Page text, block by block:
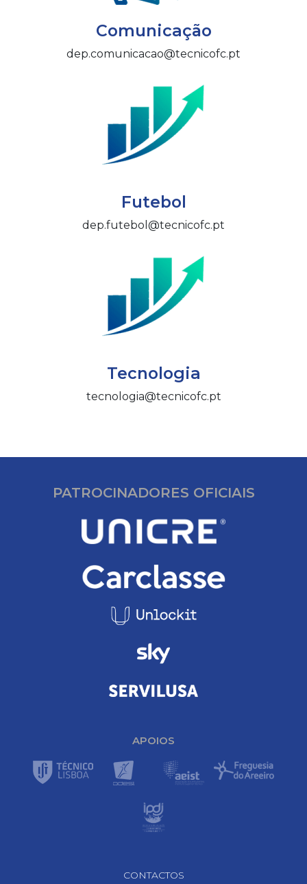
Comunicação
dep.comunicacao@tecnicofc.pt
Futebol
dep.futebol@tecnicofc.pt
Tecnologia
tecnologia@tecnicofc.pt
PATROCINADORES OFICIAIS
APOIOS
CONTACTOS